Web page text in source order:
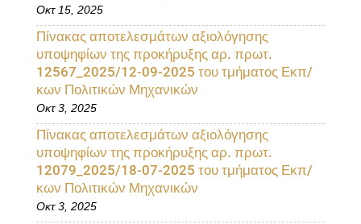
Οκτ 15, 2025
Πίνακας αποτελεσμάτων αξιολόγησης
υποψηφίων της προκήρυξης αρ. πρωτ.
12567_2025/12-09-2025 του τμήματος Εκπ/
κων Πολιτικών Μηχανικών
Οκτ 3, 2025
Πίνακας αποτελεσμάτων αξιολόγησης
υποψηφίων της προκήρυξης αρ. πρωτ.
12079_2025/18-07-2025 του τμήματος Εκπ/
κων Πολιτικών Μηχανικών
Οκτ 3, 2025